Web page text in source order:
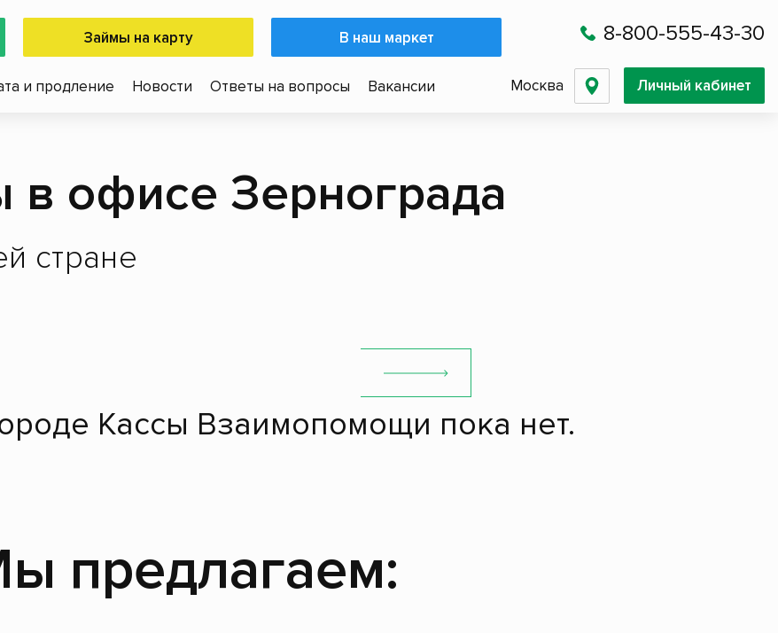
Займы на карту В наш маркет 8-800-555-43-30
и продление Новости Ответы на вопросы Вакансии Москва Личный кабинет
в офисе Зернограда
стране
Кассы Взаимопомощи пока нет.
предлагаем: